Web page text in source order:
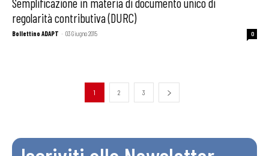
regolarità contributiva (DURC)
Bollettino ADAPT - 03 Giugno 2015 0
1 2 3